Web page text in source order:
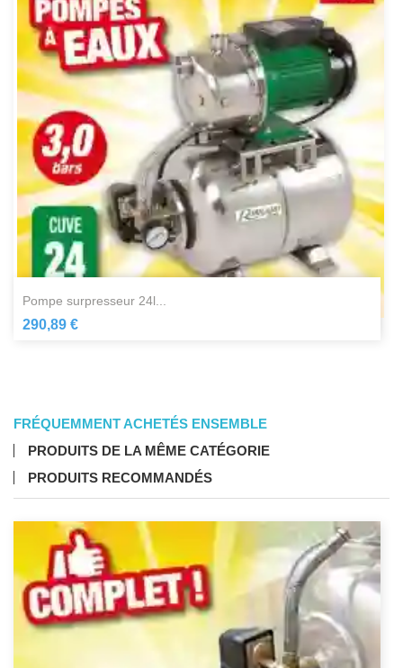
pompe surpresseur 24l...
290,89 €
FRÉQUEMMENT ACHETÉS ENSEMBLE
PRODUITS DE LA MÊME CATÉGORIE
PRODUITS RECOMMANDÉS